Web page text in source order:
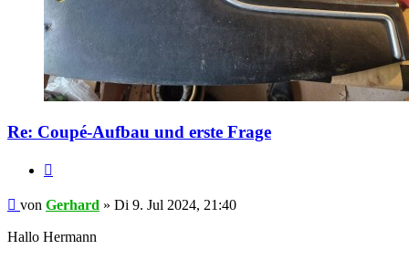
Re: Coupé-Aufbau und erste Frage
von Gerhard » Di 9. Jul 2024, 21:40
Hallo Hermann